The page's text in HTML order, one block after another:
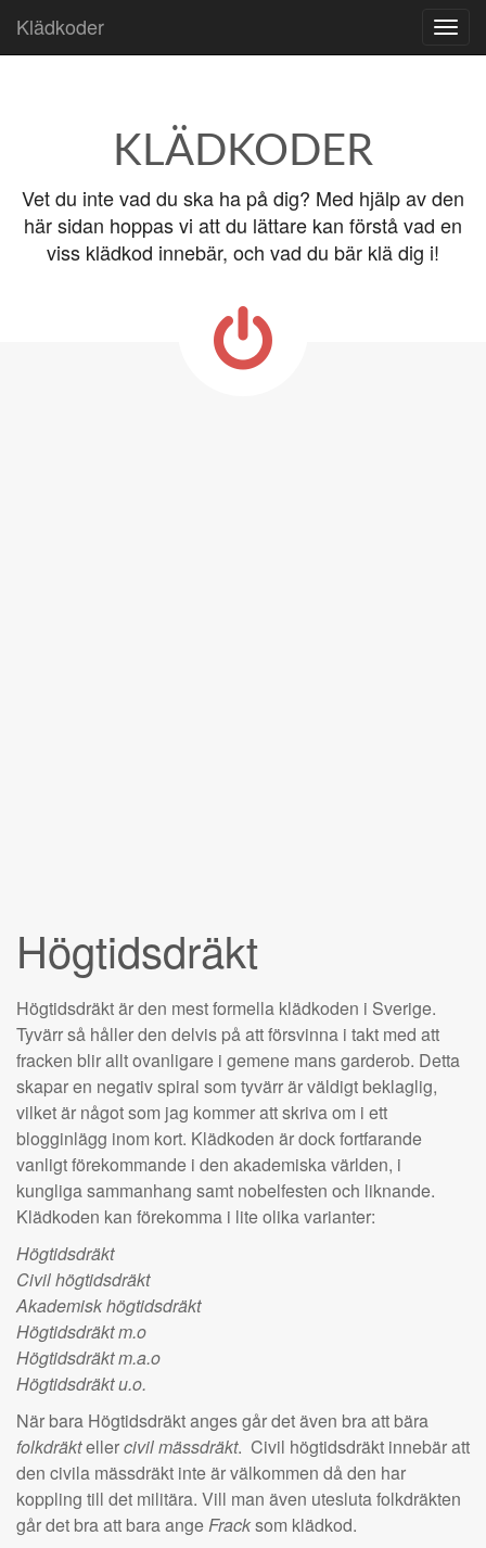
Klädkoder
KLÄDKODER
Vet du inte vad du ska ha på dig? Med hjälp av den
här sidan hoppas vi att du lättare kan förstå vad en
viss klädkod innebär, och vad du bär klä dig i!
Högtidsdräkt
Högtidsdräkt är den mest formella klädkoden i Sverige.
Tyvärr så håller den delvis på att försvinna i takt med att
fracken blir allt ovanligare i gemene mans garderob. Detta
skapar en negativ spiral som tyvärr är väldigt beklaglig,
vilket är något som jag kommer att skriva om i ett
blogginlägg inom kort. Klädkoden är dock fortfarande
vanligt förekommande i den akademiska världen, i
kungliga sammanhang samt nobelfesten och liknande.
Klädkoden kan förekomma i lite olika varianter:
Högtidsdräkt
Civil högtidsdräkt
Akademisk högtidsdräkt
Högtidsdräkt m.o
Högtidsdräkt m.a.o
Högtidsdräkt u.o.
När bara Högtidsdräkt anges går det även bra att bära
folkdräktellercivil mässdräkt. Civil högtidsdräkt innebär att
den civila mässdräkt inte är välkommen då den har
koppling till det militära. Vill man även utesluta folkdräkten
går det bra att bara angeFracksom klädkod.